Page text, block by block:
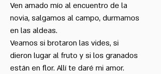
Ven amado mío al encuentro de la
novia, salgamos al campo, durmamos
en las aldeas.
Veamos si brotaron las vides, si
dieron lugar al fruto y si los granados
están en flor. Allí te daré mi amor.